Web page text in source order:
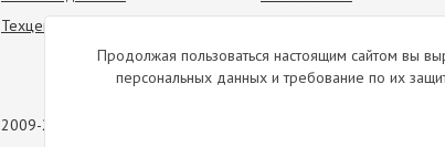
Техцентр
2009-2026 © Все права защищены. Копирование материалов
Продолжая пользоваться настоящим сайтом вы
персональных данных и требование по их